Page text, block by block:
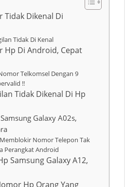
Tidak Dikenal Di
Tidak Di Kenal
Hp Di Android, Cepat
Telkomsel Dengan 9
!!
Tidak Dikenal Di Hp
Galaxy A02s,
Nomor Telepon Tak
Perangkat Android
Samsung Galaxy A12,
Hp Orang Yang